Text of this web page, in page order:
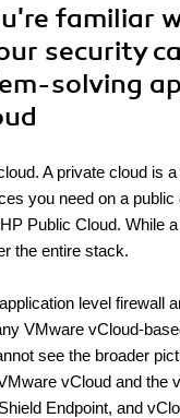
familiar
security
solving
A private cloud is
you need on a
Public Cloud. While
the entire stack.
level firewall
VMware vCloud-
see the broader
vCloud and the
Endpoint, and